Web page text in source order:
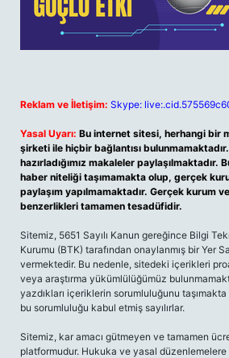
Reklam ve İletişim: Skype:
Yasal Uyarı: Bu internet sitesi, herhangi bir
şirketi ile hiçbir bağlantısı
hazırladığımız makaleler paylaşılmaktadır.
haber niteliği taşımamakta olup, gerçek
paylaşım yapılmamaktadır. Gerçek kurum
benzerlikleri tamamen tesadüfidir.
Sitemiz, 5651 Sayılı Kanun gereğince Bilgi
Kurumu (BTK) tarafından onaylanmış bir Yer
vermektedir. Bu nedenle, sitedeki içerikleri
veya araştırma yükümlülüğümüz
yazdıkları içeriklerin sorumluluğunu
bu sorumluluğu kabul etmiş sayılırlar.
Sitemiz, kar amacı gütmeyen ve tamamen
platformudur. Hukuka ve yasal düzenlemelere